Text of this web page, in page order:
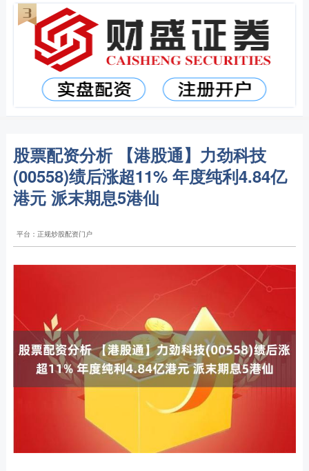
股票配资分析 【港股通】力劲科技
(00558)绩后涨超11% 年度纯利4.84亿
港元 派末期息5港仙
平台：正规炒股配资门户